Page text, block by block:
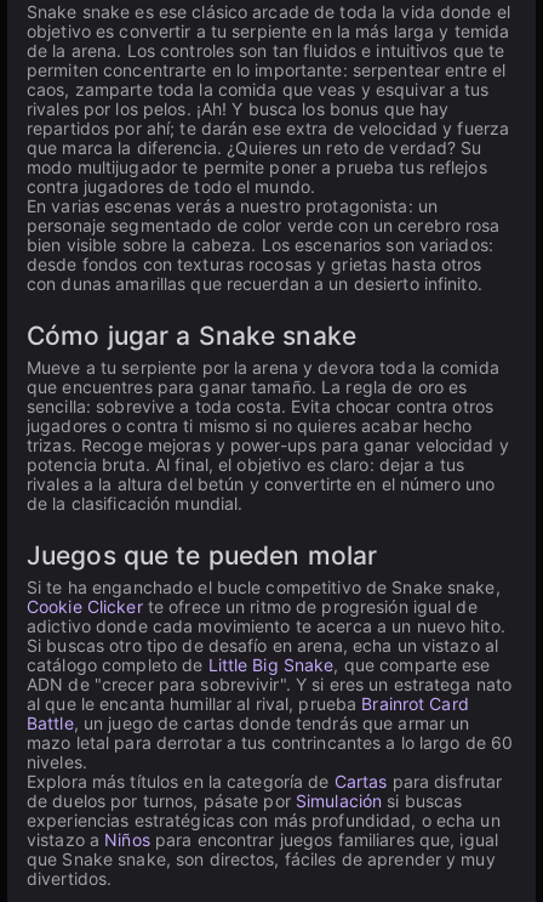
Snake snake es ese clásico arcade de toda la vida donde el
objetivo es convertir a tu serpiente en la más larga y temida
de la arena. Los controles son tan fluidos e intuitivos que te
permiten concentrarte en lo importante: serpentear entre el
caos, zamparte toda la comida que veas y esquivar a tus
rivales por los pelos. ¡Ah! Y busca los bonus que hay
repartidos por ahí; te darán ese extra de velocidad y fuerza
que marca la diferencia. ¿Quieres un reto de verdad? Su
modo multijugador te permite poner a prueba tus reflejos
contra jugadores de todo el mundo.
En varias escenas verás a nuestro protagonista: un
personaje segmentado de color verde con un cerebro rosa
bien visible sobre la cabeza. Los escenarios son variados:
desde fondos con texturas rocosas y grietas hasta otros
con dunas amarillas que recuerdan a un desierto infinito.
Cómo jugar a Snake snake
Mueve a tu serpiente por la arena y devora toda la comida
que encuentres para ganar tamaño. La regla de oro es
sencilla: sobrevive a toda costa. Evita chocar contra otros
jugadores o contra ti mismo si no quieres acabar hecho
trizas. Recoge mejoras y power-ups para ganar velocidad y
potencia bruta. Al final, el objetivo es claro: dejar a tus
rivales a la altura del betún y convertirte en el número uno
de la clasificación mundial.
Juegos que te pueden molar
Si te ha enganchado el bucle competitivo de Snake snake,
Cookie Clickerte ofrece un ritmo de progresión igual de
adictivo donde cada movimiento te acerca a un nuevo hito.
Si buscas otro tipo de desafío en arena, echa un vistazo al
catálogo completo de Little Big Snake, que comparte ese
ADN de "crecer para sobrevivir". Y si eres un estratega nato
al que le encanta humillar al rival, prueba Brainrot Card
Battle, un juego de cartas donde tendrás que armar un
mazo letal para derrotar a tus contrincantes a lo largo de 60
niveles.
Explora más títulos en la categoría de Cartas para disfrutar
de duelos por turnos, pásate por Simulación si buscas
experiencias estratégicas con más profundidad, o echa un
vistazo a Niñospara encontrar juegos familiares que, igual
que Snake snake, son directos, fáciles de aprender y muy
divertidos.